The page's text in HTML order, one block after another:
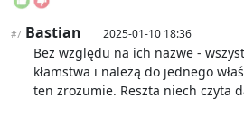
#7 Bastian 2025-01-10 18:36
Bez względu na ich nazwe -
kłamstwa i należą do jednego
ten zrozumie. Reszta niech czyta